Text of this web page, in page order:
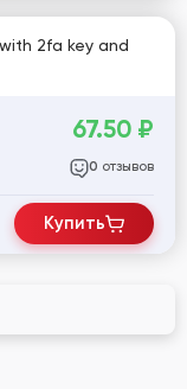
2fa key and
67.50 ₽
0 отзывов
Купить